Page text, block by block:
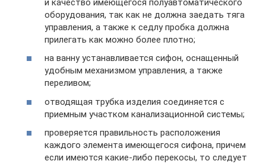
и качество имеющегося полуавтоматического
оборудования, так как не должна заедать тяга
управления, а также к седлу пробка должна
прилегать как можно более плотно;
на ванну устанавливается сифон, оснащенный
удобным механизмом управления, а также
переливом;
отводящая трубка изделия соединяется с
приемным участком канализационной системы;
проверяется правильность расположения
каждого элемента имеющегося сифона, причем
если имеются какие-либо перекосы, то следует